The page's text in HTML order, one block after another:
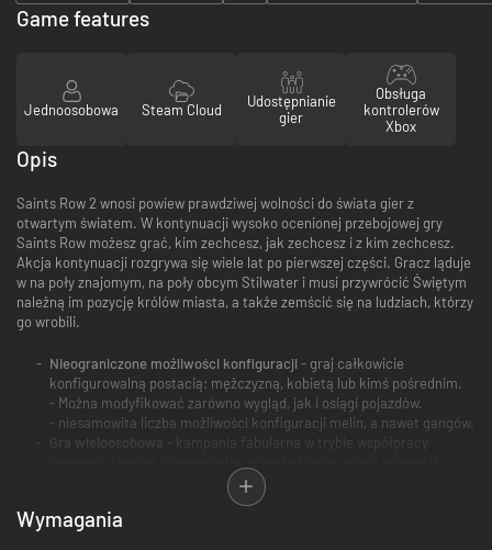
Game features
Jednoosobowa Steam Cloud
Udostępnianie
gier
Obsługa
kontrolerów
Xbox
Opis
Saints Row 2 wnosi powiew prawdziwej wolności do świata gier z
otwartym światem. W kontynuacji wysoko ocenionej przebojowej gry
Saints Row możesz grać, kim zechcesz, jak zechcesz i z kim zechcesz.
Akcja kontynuacji rozgrywa się wiele lat po pierwszej części. Gracz ląduje
w na poły znajomym, na poły obcym Stilwater i musi przywrócić Świętym
należną im pozycję królów miasta, a także zemścić się na ludziach, którzy
go wrobili.
Nieograniczone możliwości konfiguracji- graj całkowicie
konfigurowalną postacią: mężczyzną, kobietą lub kimś pośrednim.
- Można modyfikować zarówno wygląd, jak i osiągi pojazdów.
- niesamowita liczba możliwości konfiguracji melin, a nawet gangów.
Gra wieloosobowa
- kampania fabularna w trybie współpracy
samochód, a drugi się ostrzeliwuje).
- tryb rywalizacji wyznacza nowe granice stopienia się graczy ze
światem Stillwater, zamieszkany przez osoby postronne, policję i
Wymagania